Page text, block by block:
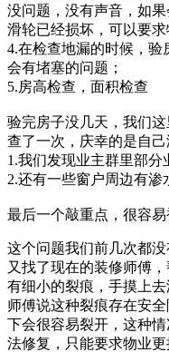
没问题，没有声音，如
滑轮已经损坏，可以要求
4.在检查地漏的时候，
会有堵塞的问题；
5.房高检查，面积检查
验完房子没几天，我们
查了一次，庆幸的是自
1.我们发现业主群里部
2.还有一些窗户周边有
最后一个敲重点，很容易
这个问题我们前几次都
又找了现在的装修师傅
有细小的裂痕，手摸上
师傅说这种裂痕存在安
下会很容易裂开，这种
法修复，只能要求物业